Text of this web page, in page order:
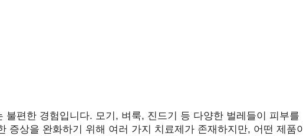
불편한 경험입니다. 모기, 벼룩, 진드기 등 다양한 벌레들이 피부를
증상을 완화하기 위해 여러 가지 치료제가 존재하지만, 어떤 제품이